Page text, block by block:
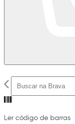
Ler código de barras